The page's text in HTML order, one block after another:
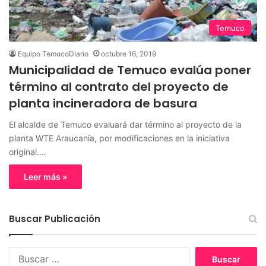
Temuco
Equipo TemucoDiario octubre 16, 2019
Municipalidad de Temuco evalúa poner
término al contrato del proyecto de
planta incineradora de basura
El alcalde de Temuco evaluará dar término al proyecto de la
planta WTE Araucanía, por modificaciones en la iniciativa
original.…
Leer más »
Buscar Publicación